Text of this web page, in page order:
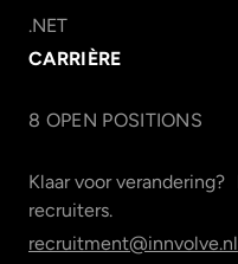
.NET
CARRIÈRE
8 OPEN POSITIONS
Klaar voor
recruiters.
recruitment@innvolve.nl